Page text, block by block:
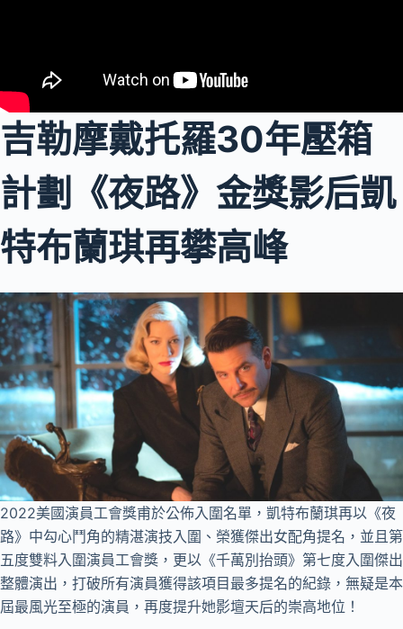
吉勒摩戴托羅30年壓箱
計劃《夜路》金獎影后凱
特布蘭琪再攀高峰
2022美國演員工會獎甫於公佈入圍名單，凱特布蘭琪再以《夜
路》中勾心鬥角的精湛演技入圍、榮獲傑出女配角提名，並且第
五度雙料入圍演員工會獎，更以《千萬別抬頭》第七度入圍傑出
整體演出，打破所有演員獲得該項目最多提名的紀錄，無疑是本
屆最風光至極的演員，再度提升她影壇天后的崇高地位！